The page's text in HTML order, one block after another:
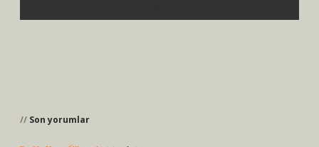
Son yorumlar